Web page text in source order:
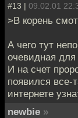
#13 | 09.02.01
>В корень
А чего тут
очевидная для
И на счет
появился
интернете
newbie »